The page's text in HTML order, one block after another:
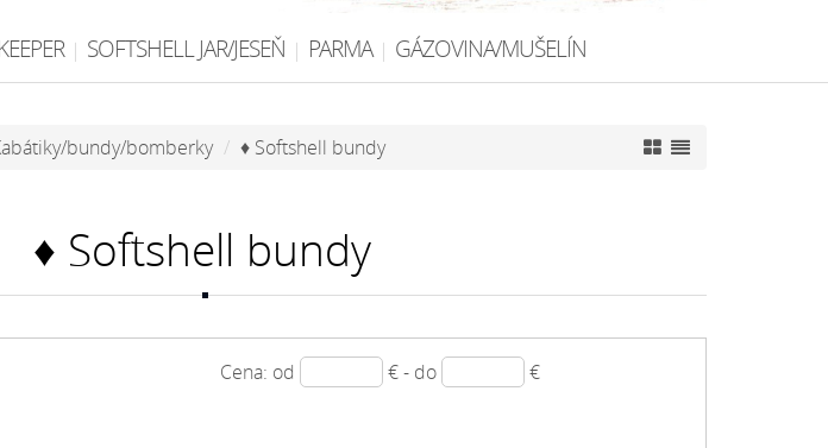
SOFTSHELL JAR/JESEŇ PARMA GÁZOVINA/MUŠELÍN
bundy/bomberky ♦ Softshell bundy
♦ Softshell bundy
Cena: od € - do €